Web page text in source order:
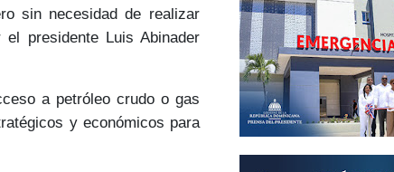
sin necesidad de realizar
el presidente Luis Abinader
a petróleo crudo o gas
y económicos para